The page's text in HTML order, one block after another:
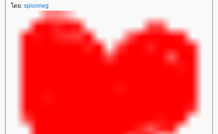
โดย: spionneg